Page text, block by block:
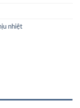
nhiệt